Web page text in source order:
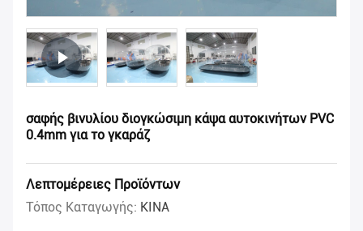
σαφής βινυλίου διογκώσιμη κάψα αυτοκινήτων PVC
0.4mm για το γκαράζ
Λεπτομέρειες Προϊόντων
Τόπος Καταγωγής: ΚΙΝΑ